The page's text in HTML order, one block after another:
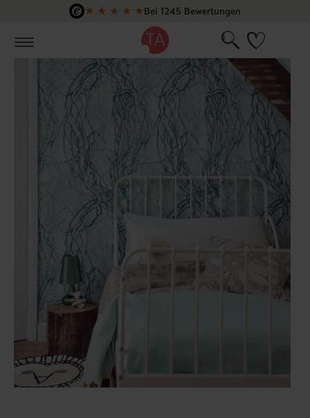
Zum Hauptinhalt springen
★ ★ ★ ★ ★Bei 1245 Bewertungen